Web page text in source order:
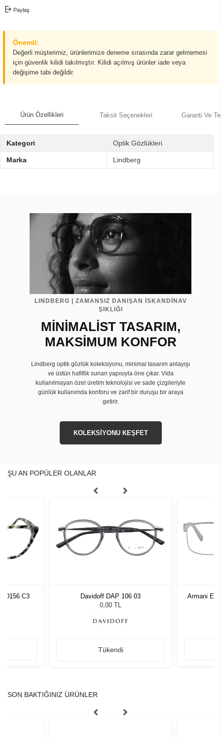
Paylaş
Önemli:
Değerli müşterimiz, ürünlerimize deneme sırasında zarar gelmemesi
için güvenlik kilidi takılmıştır. Kilidi açılmış ürünler iade veya
değişime tabi değildir.
Ürün Özellikleri Taksit Seçenekleri Garanti Ve
Kategori Optik Gözlükleri
Marka Lindberg
LINDBERG | ZAMANSIZ DANIŞAN İSKANDİNAV
ŞIKLIĞI
MİNİMALİST TASARIM,
MAKSİMUM KONFOR
Lindberg optik gözlük koleksiyonu, minimal tasarım anlayışı
ve üstün hafiflik sunan yapısıyla öne çıkar. Vida
kullanılmayan özel üretim teknolojisi ve sade çizgileriyle
günlük kullanımda konforu ve zarif bir duruşu bir araya
getirir.
KOLEKSİYONU KEŞFET
ŞU AN POPÜLER OLANLAR
C3
Davidoff DAP 106 03
0,00 TL
Tükendi
Armani
SON BAKTIĞINIZ ÜRÜNLER